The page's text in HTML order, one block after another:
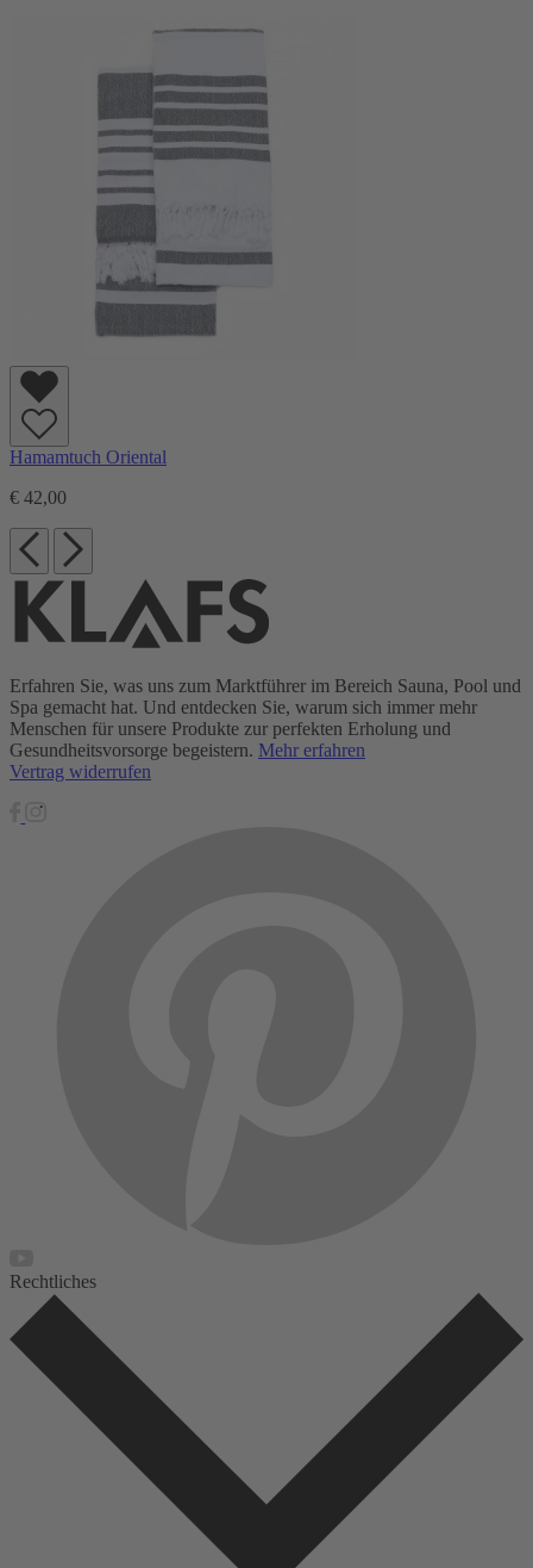
Hamamtuch Oriental
€ 42,00
Erfahren Sie, was uns zum Marktführer im Bereich Sauna, Pool und
Spa gemacht hat. Und entdecken Sie, warum sich immer mehr
Menschen für unsere Produkte zur perfekten Erholung und
Gesundheitsvorsorge begeistern. Mehr erfahren
Vertrag widerrufen
Rechtliches